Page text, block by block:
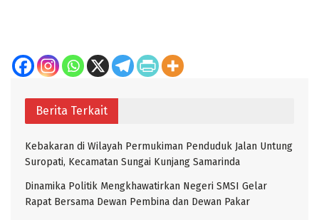
Berita Terkait
Kebakaran di Wilayah Permukiman Penduduk Jalan Untung
Suropati, Kecamatan Sungai Kunjang Samarinda
Dinamika Politik Mengkhawatirkan Negeri SMSI Gelar
Rapat Bersama Dewan Pembina dan Dewan Pakar